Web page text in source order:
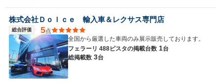
株式会社Ｄｏｌｃｅ 輸入車＆レクサス専門店
総合評価 5点
全国から厳選した車両のみ展示販売しております。
フェラーリ 488ピスタの掲載台数 1台
総掲載数 3台